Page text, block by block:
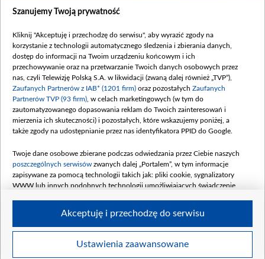
Dostępność
Procedura zgłoszeń wewnętrznych
Szanujemy Twoją prywatność
Kliknij "Akceptuję i przechodzę do serwisu", aby wyrazić zgody na
korzystanie z technologii automatycznego śledzenia i zbierania danych,
dostęp do informacji na Twoim urządzeniu końcowym i ich
przechowywanie oraz na przetwarzanie Twoich danych osobowych przez
nas, czyli Telewizję Polską S.A. w likwidacji (zwaną dalej również „TVP”),
Zaufanych Partnerów z IAB* (1201 firm) oraz pozostałych Zaufanych
Partnerów TVP (93 firm) , w celach marketingowych (w tym do
zautomatyzowanego dopasowania reklam do Twoich zainteresowań i
mierzenia ich skuteczności) i pozostałych, które wskazujemy poniżej, a
także zgody na udostępnianie przez nas identyfikatora PPID do Google.
Twoje dane osobowe zbierane podczas odwiedzania przez Ciebie naszych
poszczególnych serwisów zwanych dalej „Portalem”, w tym informacje
zapisywane za pomocą technologii takich jak: pliki cookie, sygnalizatory
WWW lub innych podobnych technologii umożliwiających świadczenie
Twoje dane osobowe zbierane podczas odwiedzania przez Ciebie
Ustawienia zaawansowane
Akceptuję i przechodzę do serwisu